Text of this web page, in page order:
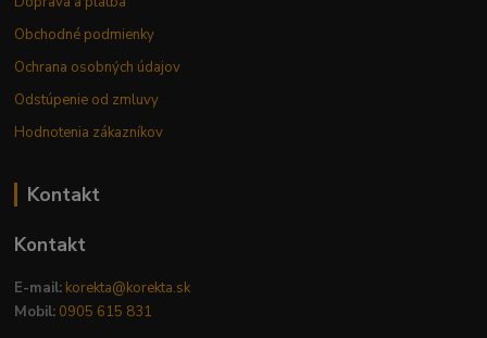
Obchodné podmienky
Ochrana osobných údajov
Odstúpenie od zmluvy
Hodnotenia zákazníkov
Kontakt
Kontakt
E-mail: korekta@korekta.sk
Mobil: 0905 615 831